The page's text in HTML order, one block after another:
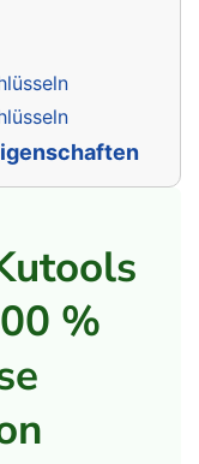
E-Mails aus
E-Mail-Liste
E-Mails aus